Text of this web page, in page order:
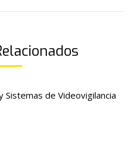
Sistemas de Videovigilancia